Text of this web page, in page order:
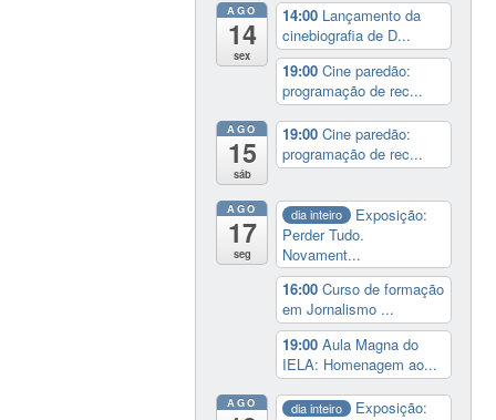
AGO
14
sex
14:00 Lançamento da
cinebiografia de D...
19:00Cine paredão:
programação de rec...
AGO
15
sáb
19:00Cine paredão:
programação de rec...
AGO
17
seg
dia inteiro
Exposição:
Perder Tudo.
Novament...
16:00Curso de formação
em Jornalismo ...
19:00Aula Magna do
IELA: Homenagem ao...
AGO dia inteiro
Exposição: